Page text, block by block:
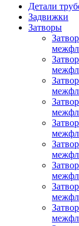
Детали
Задвижки
Затворы